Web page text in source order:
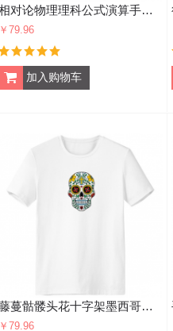
相对论物理理科公式演算手绘简笔画 男女白色短袖T恤创意纪念衫个性T恤衫礼物
￥79.96
藤蔓骷髅头花十字架墨西哥文化插图 男女白色短袖T恤创意纪念衫个性T恤衫礼物
￥79.96